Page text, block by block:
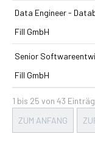
Data Engineer -
Fill GmbH
Senior
Fill GmbH
1 bis 25 von 43
ZUM ANFANG